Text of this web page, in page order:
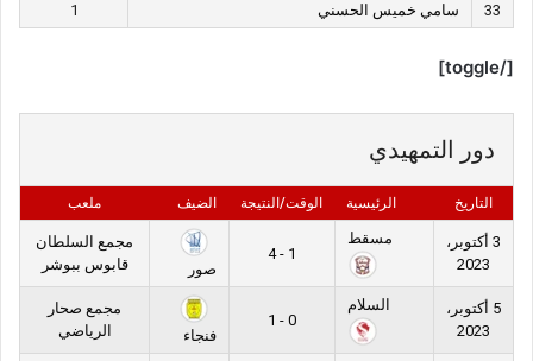
33
سامي خميس الحسني 1
[/toggle]
دور التمهيدي
التاريخ الرئيسية الوقت/النتيجة الضيف ملعب
3 أكتوبر،
2023
مسقط
1 - 4
صور
مجمع السلطان
قابوس ببوشر
5 أكتوبر،
2023
السلام
0 - 1
فنجاء
مجمع صحار
الرياضي